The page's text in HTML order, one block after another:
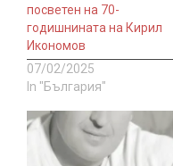
посветен на 70-
годишнината на Кирил
Икономов
07/02/2025
In "България"